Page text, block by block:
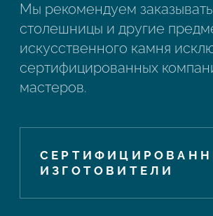
Мы рекомендуем заказывать
столешницы и другие
искусственного камня
сертифицированных
мастеров.
ИЗГОТОВИТЕЛИ